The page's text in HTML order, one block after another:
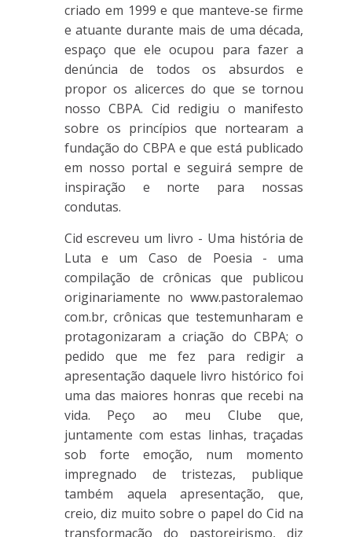
criado em 1999 e que manteve-se firme
e atuante durante mais de uma década,
espaço que ele ocupou para fazer a
denúncia de todos os absurdos e
propor os alicerces do que se tornou
nosso CBPA. Cid redigiu o manifesto
sobre os princípios que nortearam a
fundação do CBPA e que está publicado
em nosso portal e seguirá sempre de
inspiração e norte para nossas
condutas.
Cid escreveu um livro - Uma história de
Luta e um Caso de Poesia - uma
compilação de crônicas que publicou
originariamente no www.pastoralemao
com.br, crônicas que testemunharam e
protagonizaram a criação do CBPA; o
pedido que me fez para redigir a
apresentação daquele livro histórico foi
uma das maiores honras que recebi na
vida. Peço ao meu Clube que,
juntamente com estas linhas, traçadas
sob forte emoção, num momento
impregnado de tristezas, publique
também aquela apresentação, que,
creio, diz muito sobre o papel do Cid na
transformação do pastoreirismo, diz